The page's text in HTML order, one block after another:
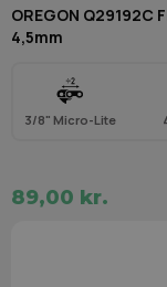
OREGON Q29192C
4,5mm
3/8" Micro-Lite
89,00 kr.